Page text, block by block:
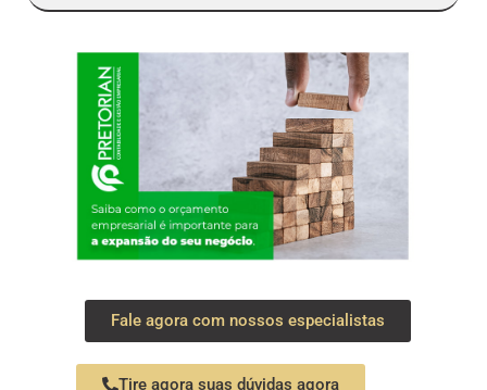
Fale agora com nossos especialistas
Tire agora suas dúvidas agora